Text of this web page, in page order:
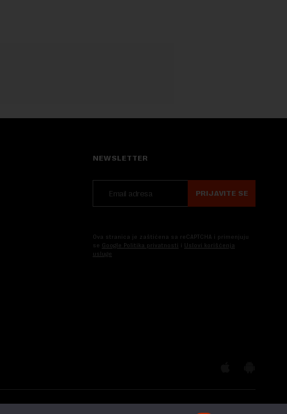
NEWSLETTER
PRIJAVITE SE
Ova stranica je zaštićena sa reCAPTCHA i primenjuju
se Google Politika privatnosti i Uslovi korišćenja
usluge